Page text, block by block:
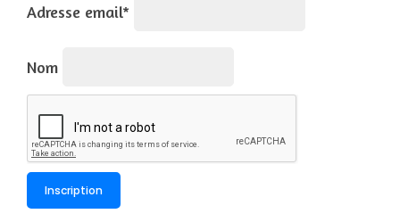
Adresse email*
Nom